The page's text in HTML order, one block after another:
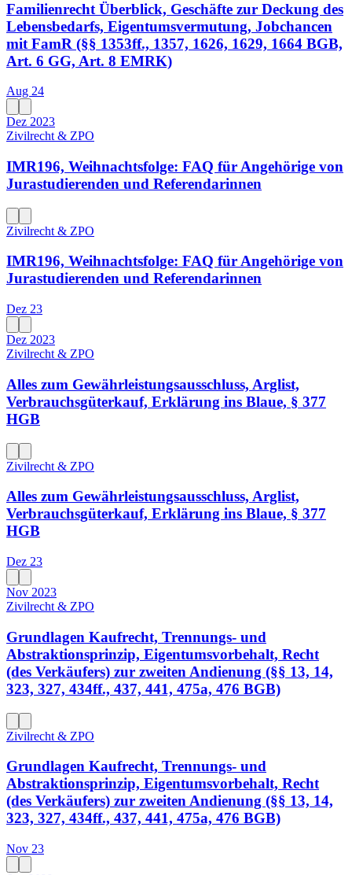
Familienrecht Überblick, Geschäfte zur Deckung des
Lebensbedarfs, Eigentumsvermutung, Jobchancen
mit FamR (§§ 1353ff., 1357, 1626, 1629, 1664 BGB,
Art. 6 GG, Art. 8 EMRK)
Aug 24
Dez 2023
Zivilrecht & ZPO
IMR196, Weihnachtsfolge: FAQ für Angehörige von
Jurastudierenden und Referendarinnen
Zivilrecht & ZPO
IMR196, Weihnachtsfolge: FAQ für Angehörige von
Jurastudierenden und Referendarinnen
Dez 23
Dez 2023
Zivilrecht & ZPO
Alles zum Gewährleistungsausschluss, Arglist,
Verbrauchsgüterkauf, Erklärung ins Blaue, § 377
HGB
Zivilrecht & ZPO
Alles zum Gewährleistungsausschluss, Arglist,
Verbrauchsgüterkauf, Erklärung ins Blaue, § 377
HGB
Dez 23
Nov 2023
Zivilrecht & ZPO
Grundlagen Kaufrecht, Trennungs- und
Abstraktionsprinzip, Eigentumsvorbehalt, Recht
(des Verkäufers) zur zweiten Andienung (§§ 13, 14,
323, 327, 434ff., 437, 441, 475a, 476 BGB)
Zivilrecht & ZPO
Grundlagen Kaufrecht, Trennungs- und
Abstraktionsprinzip, Eigentumsvorbehalt, Recht
(des Verkäufers) zur zweiten Andienung (§§ 13, 14,
323, 327, 434ff., 437, 441, 475a, 476 BGB)
Nov 23